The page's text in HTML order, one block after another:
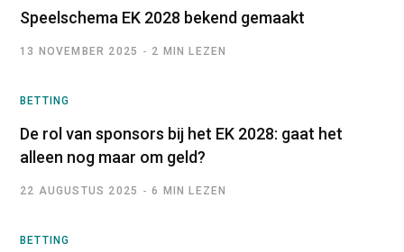
Speelschema EK 2028 bekend gemaakt
13 NOVEMBER 2025 2 MIN LEZEN
BETTING
De rol van sponsors bij het EK 2028: gaat het
alleen nog maar om geld?
22 AUGUSTUS 2025 6 MIN LEZEN
BETTING